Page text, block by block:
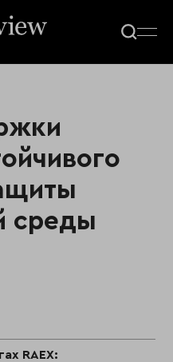
среды
RAEX: